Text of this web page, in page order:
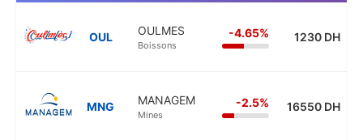
OUL OULMES
Boissons
-4.65% 1230 DH
MNG MANAGEM
Mines
-2.5% 16550 DH